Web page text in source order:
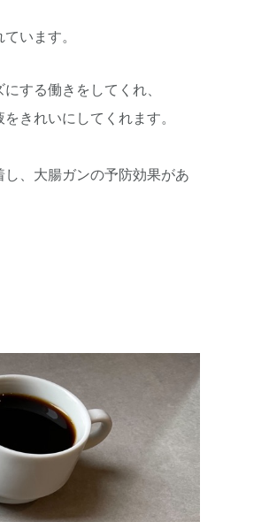
います。
する働きをしてくれ、
きれいにしてくれます。
、大腸ガンの予防効果があ